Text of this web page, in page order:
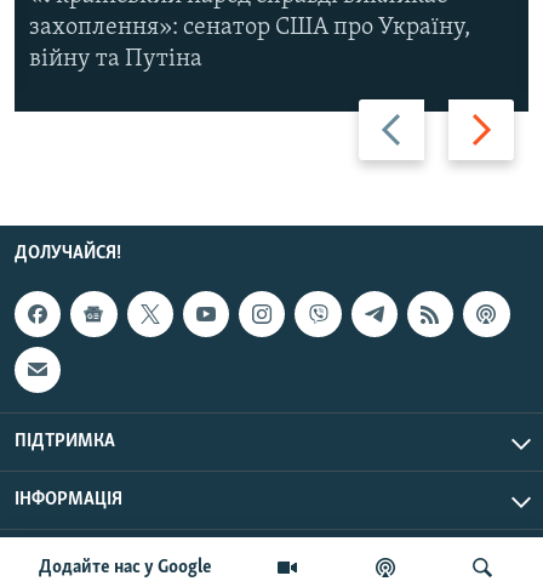
Додайте нас у Google
Назад Вперед
захоплення»: сенатор США про Україну,
війну та Путіна
ДОЛУЧАЙСЯ!
ПІДТРИМКА
ІНФОРМАЦІЯ
© Радіо Свобода, 2026 | Усі права застережено.
UTC+3